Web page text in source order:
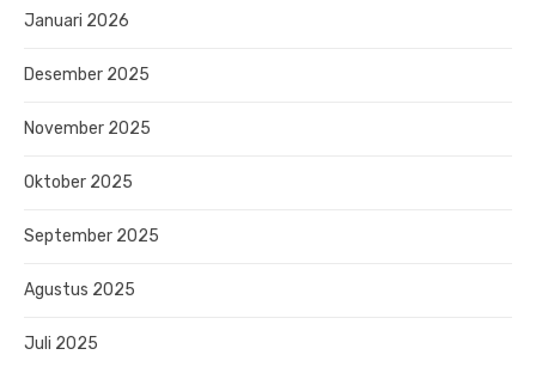
Januari 2026
Desember 2025
November 2025
Oktober 2025
September 2025
Agustus 2025
Juli 2025